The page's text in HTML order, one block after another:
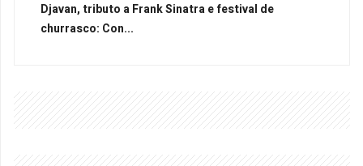
Djavan, tributo a Frank Sinatra e festival de
churrasco: Con...